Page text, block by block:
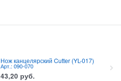
Нож канцелярский Cutter (YL-017)
Арт.: 090-070
43,20 руб.